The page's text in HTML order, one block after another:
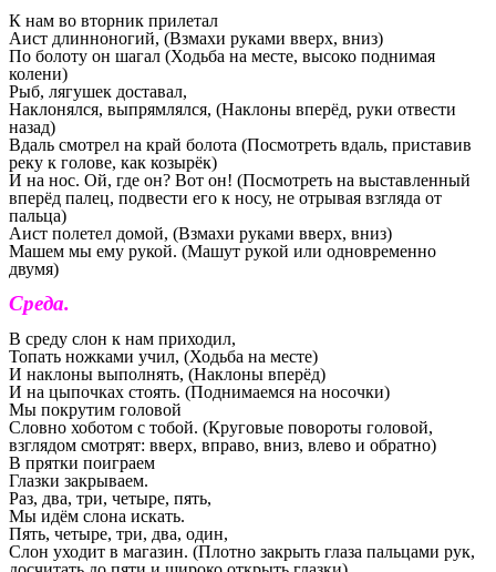
К нам во вторник прилетал
Аист длинноногий, (Взмахи руками вверх, вниз)
По болоту он шагал (Ходьба на месте, высоко поднимая
колени)
Рыб, лягушек доставал,
Наклонялся, выпрямлялся, (Наклоны вперёд, руки отвести
назад)
Вдаль смотрел на край болота (Посмотреть вдаль, приставив
реку к голове, как козырёк)
И на нос. Ой, где он? Вот он! (Посмотреть на выставленный
вперёд палец, подвести его к носу, не отрывая взгляда от
пальца)
Аист полетел домой, (Взмахи руками вверх, вниз)
Машем мы ему рукой. (Машут рукой или одновременно
двумя)
Среда.
В среду слон к нам приходил,
Топать ножками учил, (Ходьба на месте)
И наклоны выполнять, (Наклоны вперёд)
И на цыпочках стоять. (Поднимаемся на носочки)
Мы покрутим головой
Словно хоботом с тобой. (Круговые повороты головой,
взглядом смотрят: вверх, вправо, вниз, влево и обратно)
В прятки поиграем
Глазки закрываем.
Раз, два, три, четыре, пять,
Мы идём слона искать.
Пять, четыре, три, два, один,
Слон уходит в магазин. (Плотно закрыть глаза пальцами рук,